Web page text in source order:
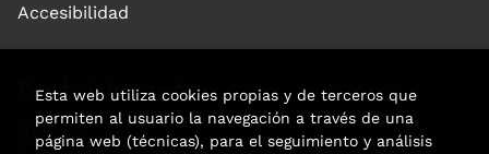
Accesibilidad
Puede interesarte
Noticias
Esta web utiliza cookies propias y de terceros que
permiten al usuario la navegación a través de una
página web (técnicas), para el seguimiento y análisis